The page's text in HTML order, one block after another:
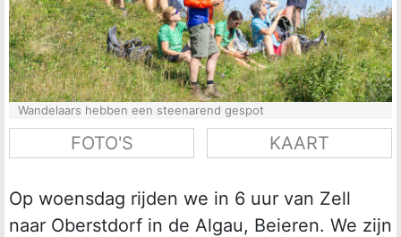
Wandelaars hebben een steenarend gespot
FOTO'S KAART
Op woensdag rijden we in 6 uur van Zell
naar Oberstdorf in de Algau, Beieren. We zijn